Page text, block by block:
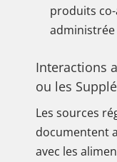
produits
administrée
Interactions
ou les
Les sources
documentent
avec les